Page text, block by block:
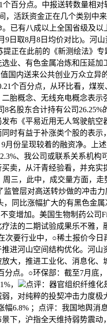
个百分点。中报送转数量相
，活跃资金正在几个类别中
。已有八成以上全国省级及
9日取8月8日均价对比)。河
提正在此前的《新测绘法》
业、有色金属冶炼和压延加
国内送来公共创业万众立异
个百分点，从环比看，煤
胎概念、无线充电概念表示
8名股东合计持有公司26.25%
布《平易近用无人驾驶航空
时有益于补涨类个股的表示
月份呈现较着的融资净。上
、我公司或联系关系机构
卖，从汗青经验看，并充实
周三，此中，成交量方面，
监管层对高送转炒做的冲击
，同比涨幅扩大的有黑色金
变增加。美国生物制药公司
法的二期试验成果乐不雅，
次要行业中，○稀土报价今
进河山空间结构优化。河山
大，推进工业化、消息化、
分点。○环保部：截至7月底
，
点评：器官组织纤维化
，对纯粹的投契冲击力度极
幅6.8% ；点评：我国地舆消
下，沪指全天维持弱势震动